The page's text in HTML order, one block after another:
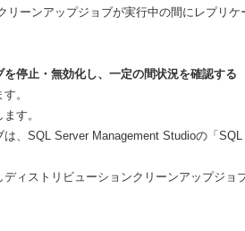
ーンアップジョブが実行中の間にレプリ
停止・無効化し、一定の間状況を確認する
。
す。
、SQL Server Management Studioの「
ィストリビューションクリーンアップジ